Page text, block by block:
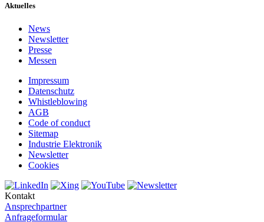
Aktuelles
News
Newsletter
Presse
Messen
Impressum
Datenschutz
Whistleblowing
AGB
Code of conduct
Sitemap
Industrie Elektronik
Newsletter
Cookies
Kontakt
Ansprechpartner
Anfrageformular